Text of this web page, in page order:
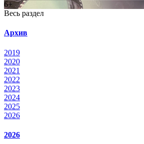
6+
Весь раздел
Архив
2019
2020
2021
2022
2023
2024
2025
2026
2026